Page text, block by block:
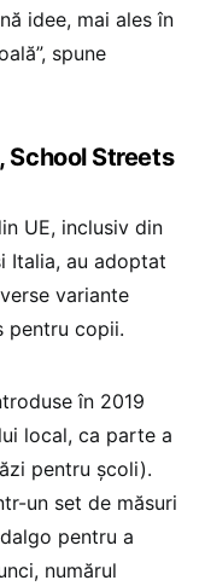
idee, mai ales în
spune
School Streets
UE, inclusiv din
Italia, au adoptat
variante
pentru copii.
în 2019
local, ca parte a
pentru școli).
un set de măsuri
pentru a
numărul